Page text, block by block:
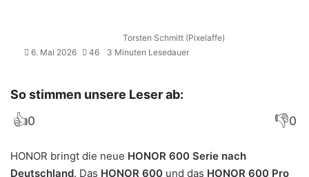
Torsten Schmitt (Pixelaffe)
6. Mai 2026
46 3 Minuten Lesedauer
So stimmen unsere Leser ab:
👍0 👎0
HONOR bringt die neue HONOR 600 Serie nach
Deutschland. Das HONOR 600 und das HONOR 600 Pro